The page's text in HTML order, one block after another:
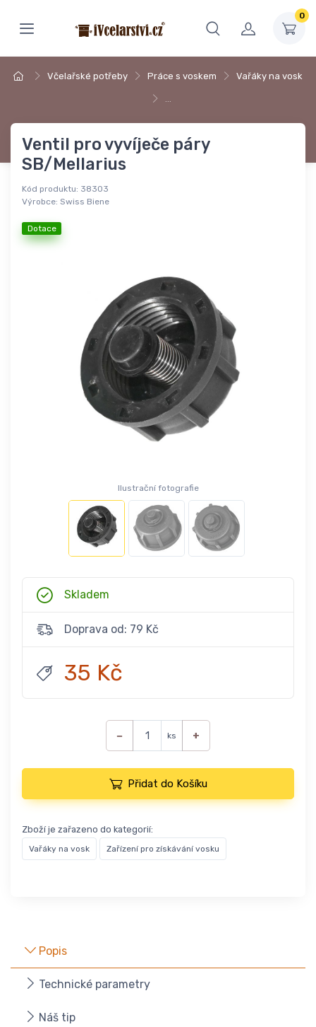
0
Včelařské potřeby Práce s voskem Vařáky na vosk
…
Ventil pro vyvíječe páry
SB/Mellarius
Kód produktu: 38303
Výrobce: Swiss Biene
Dotace
Ilustrační fotografie
Skladem
Doprava od: 79 Kč
35 Kč
− ks +
Přidat do Košíku
Zboží je zařazeno do kategorií:
Vařáky na vosk Zařízení pro získávání vosku
Popis
Technické parametry
Náš tip